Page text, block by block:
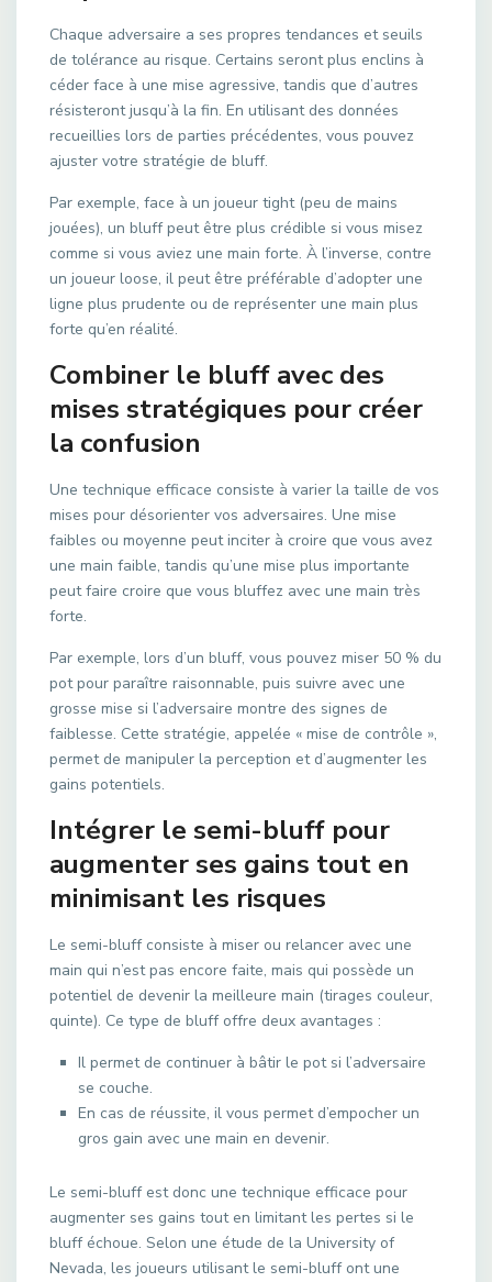
Chaque adversaire a ses propres tendances et seuils
de tolérance au risque. Certains seront plus enclins à
céder face à une mise agressive, tandis que d’autres
résisteront jusqu’à la fin. En utilisant des données
recueillies lors de parties précédentes, vous pouvez
ajuster votre stratégie de bluff.
Par exemple, face à un joueur tight (peu de mains
jouées), un bluff peut être plus crédible si vous misez
comme si vous aviez une main forte. À l’inverse, contre
un joueur loose, il peut être préférable d’adopter une
ligne plus prudente ou de représenter une main plus
forte qu’en réalité.
Combiner le bluff avec des
mises stratégiques pour créer
la confusion
Une technique efficace consiste à varier la taille de vos
mises pour désorienter vos adversaires. Une mise
faibles ou moyenne peut inciter à croire que vous avez
une main faible, tandis qu’une mise plus importante
peut faire croire que vous bluffez avec une main très
forte.
Par exemple, lors d’un bluff, vous pouvez miser 50 % du
pot pour paraître raisonnable, puis suivre avec une
grosse mise si l’adversaire montre des signes de
faiblesse. Cette stratégie, appelée « mise de contrôle »,
permet de manipuler la perception et d’augmenter les
gains potentiels.
Intégrer le semi-bluff pour
augmenter ses gains tout en
minimisant les risques
Le semi-bluff consiste à miser ou relancer avec une
main qui n’est pas encore faite, mais qui possède un
potentiel de devenir la meilleure main (tirages couleur,
quinte). Ce type de bluff offre deux avantages :
Il permet de continuer à bâtir le pot si l’adversaire
se couche.
En cas de réussite, il vous permet d’empocher un
gros gain avec une main en devenir.
Le semi-bluff est donc une technique efficace pour
augmenter ses gains tout en limitant les pertes si le
bluff échoue. Selon une étude de la University of
Nevada, les joueurs utilisant le semi-bluff ont une